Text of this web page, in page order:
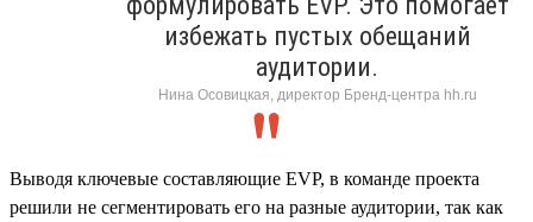
избежать пустых обещаний
аудитории.
Нина Осовицкая, директор Бренд-центра hh.ru
Выводя ключевые составляющие EVP, в команде проекта
решили не сегментировать его на разные аудитории, так как